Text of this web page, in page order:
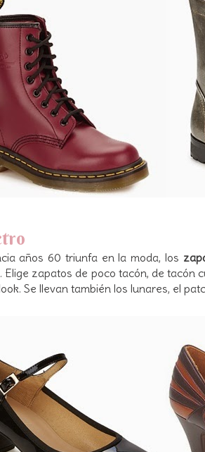
años 60 triunfa en la moda, los
Elige zapatos de poco tacón, de tacón
Se llevan también los lunares, el